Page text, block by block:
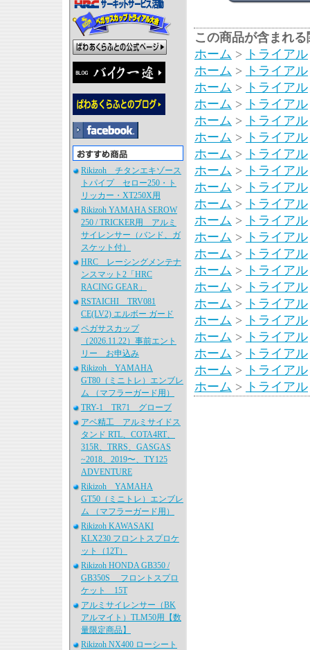
Rikizoh チタンエキゾース
トパイプ セロー250・ト
リッカー・XT250X用
Rikizoh YAMAHA SEROW
250 / TRICKER用 アルミ
サイレンサー（バンド、ガ
スケット付）
HRC レーシングメンテナ
ンスマット2「HRC
RACING GEAR」
RSTAICHI TRV081
CE(LV2) エルボー ガード
ペガサスカップ
（2026.11.22）事前エント
リー お申込み
Rikizoh YAMAHA
GT80（ミニトレ）エンブレ
ム （マフラーガード用）
TRY-1 TR71 グローブ
アベ精工 アルミサイドス
タンド RTL、COTA4RT、
315R、TRRS、GASGAS
~2018、2019〜、TY125
ADVENTURE
Rikizoh YAMAHA
GT50（ミニトレ）エンブレ
ム （マフラーガード用）
Rikizoh KAWASAKI
KLX230 フロントスプロケ
ット（12T）
Rikizoh HONDA GB350 /
GB350S フロントスプロ
ケット 15T
アルミサイレンサー（BK
アルマイト）TLM50用【数
量限定商品】
Rikizoh NX400 ローシート
この商品が含まれ
ホーム > トライアル
ホーム > トライアル
ホーム > トライアル
ホーム > トライアル
ホーム > トライアル
ホーム > トライアル
ホーム > トライアル
ホーム > トライアル
ホーム > トライアル
ホーム > トライアル
ホーム > トライアル
ホーム > トライアル
ホーム > トライアル
ホーム > トライアル
ホーム > トライアル
ホーム > トライアル
ホーム > トライアル
ホーム > トライアル
ホーム > トライアル
ホーム > トライアル
ホーム > トライアル